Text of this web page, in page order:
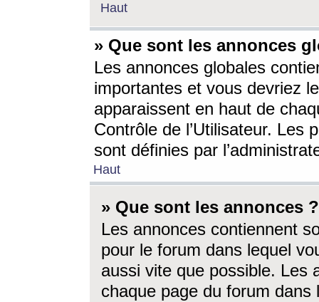
Haut
» Que sont les annonces
Les annonces globales
importantes et vous devriez
apparaissent en haut de
Contrôle de l’Utilisateur. Les
sont définies par
Haut
» Que sont les annonces ?
Les annonces contiennent
pour le forum dans lequel
aussi vite que possible. Les
chaque page du forum dans